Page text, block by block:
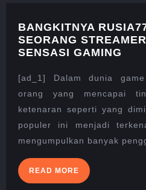
BANGKITNYA
SEORANG
SENSASI GAMING
[ad_1] Dalam dunia
orang yang mencapai
ketenaran seperti yang
populer ini menjadi
mengumpulkan banyak
READ MORE READ
MORE